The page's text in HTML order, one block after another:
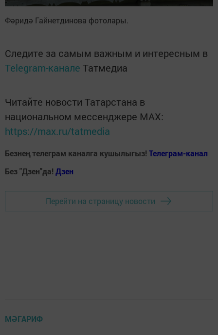
Фәридә Гайнетдинова фотолары.
Следите за самым важным и интересным в
Telegram-канале Татмедиа
Читайте новости Татарстана в
национальном мессенджере MАХ:
https://max.ru/tatmedia
Безнең телеграм каналга кушылыгыз! Телеграм-канал
Без "Дзен"да! Дзен
Перейти на страницу новости
МӘГАРИФ